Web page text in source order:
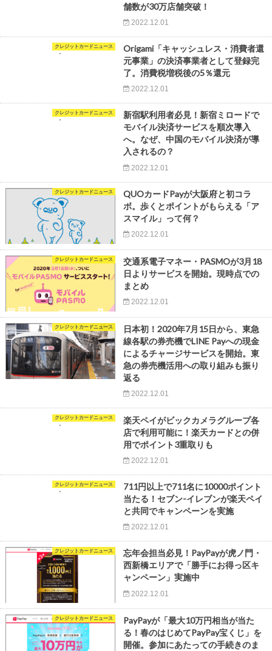
舗数が30万店舗突破！
2022.12.01
クレジットカードニュース
Origami「キャッシュレス・消費者還
元事業」の決済事業者として登録完
了。消費税増税後の5％還元
2022.12.01
クレジットカードニュース
新宿駅利用者必見！新宿ミロードで
モバイル決済サービスを順次導入
へ。なぜ、中国のモバイル決済が導
入されるの？
2022.12.01
クレジットカードニュース
QUOカードPayが大阪府と初コラ
ボ。歩くとポイントがもらえる「ア
スマイル」って何？
2022.12.01
クレジットカードニュース
交通系電子マネー・PASMOが3月18
日よりサービスを開始。現時点での
まとめ
2022.12.01
クレジットカードニュース
日本初！2020年7月15日から、東急
線各駅の券売機でLINE Payへの現金
によるチャージサービスを開始。東
急の券売機活用への取り組みも振り
返る
2022.12.01
クレジットカードニュース
楽天ペイがビックカメラグループ各
店で利用可能に！楽天カードとの併
用でポイント3重取りも
2022.12.01
クレジットカードニュース
711円以上で711名に10000ポイント
当たる！セブン-イレブンが楽天ペイ
と共同でキャンペーンを実施
2022.12.01
クレジットカードニュース
忘年会担当必見！PayPayが虎ノ門・
西新橋エリアで「勝手にお得っ区キ
ャンペーン」実施中
2022.12.01
クレジットカードニュース
PayPayが「最大10万円相当が当た
る！春のはじめてPayPay宝くじ」を
開催。参加にあたっての手続きのま